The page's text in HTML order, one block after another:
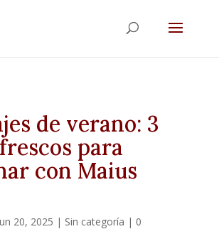
de verano: 3
para
con Maius
20, 2025 | Sin categoría | 0